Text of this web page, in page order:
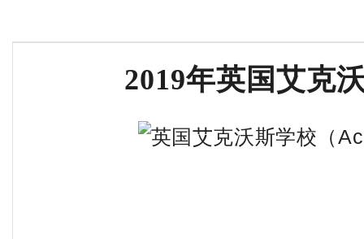
2019年英国艾克